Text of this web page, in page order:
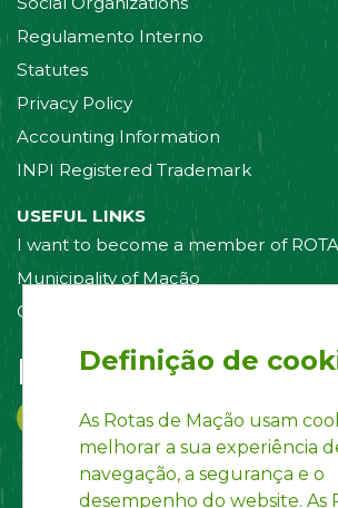
Regulamento Interno
Statutes
Privacy Policy
Accounting Information
INPI Registered Trademark
USEFUL LINKS
I want to become a member of
Municipality of Mação
Contact us
Follow us on:
Definição de
As Rotas de Mação usam
melhorar a sua experiência
navegação, a segurança e o
desempenho do website. As